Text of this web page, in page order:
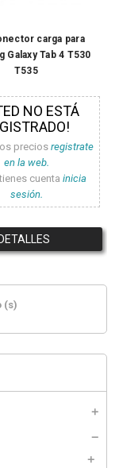
carga para
Galaxy Tab 4 T530
T535
NO ESTÁ
precios registrate
en la web.
cuenta inicia
sesión.
DETALLES
(s)